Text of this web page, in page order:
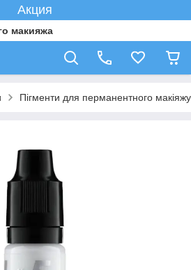
Акция
макияжа
Пігменти для перманентного макіяжу